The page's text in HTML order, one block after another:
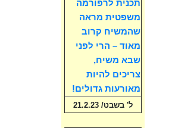
תכנית לרפורמה
משפטית מראה
שהמשיח קרוב
מאוד – הרי לפני
שבא משיח,
צריכים להיות
מאורעות גדולים!
ל' בשבט/ 21.2.23